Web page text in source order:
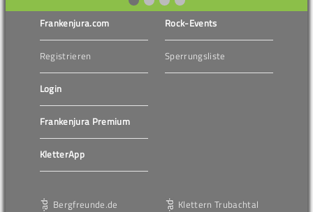
Frankenjura.com
Registrieren
Login
Frankenjura Premium
KletterApp
Rock-Events
Sperrungsliste
Bergfreunde.de Klettern Trubachtal